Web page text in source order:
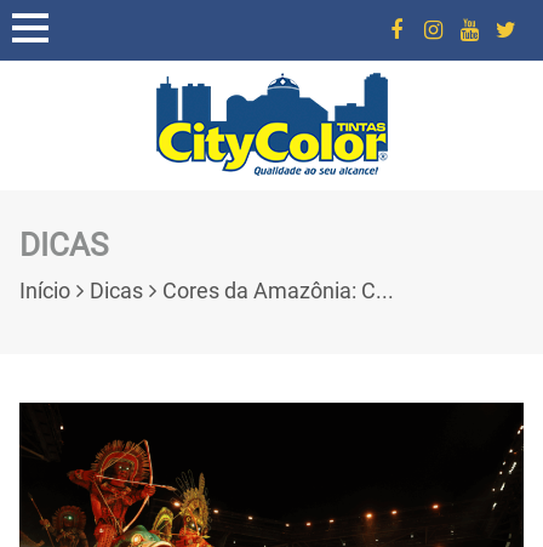
DICAS
Início Dicas Cores da Amazônia: C...